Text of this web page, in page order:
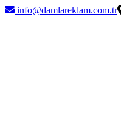
info@damlareklam.com.tr